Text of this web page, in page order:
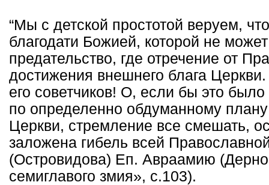
“Мы с детской простотой веруем,
благодати Божией, которой не
предательство, где отречение от
достижения внешнего блага
его советчиков! О, если бы это
по определенно обдуманному
Церкви, стремление все смешать,
заложена гибель всей
(Островидова) Еп. Авраамию
семиглавого змия», с.103).